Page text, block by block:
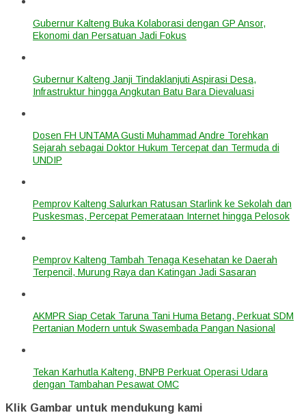
Gubernur Kalteng Buka Kolaborasi dengan GP Ansor,
Ekonomi dan Persatuan Jadi Fokus
Gubernur Kalteng Janji Tindaklanjuti Aspirasi Desa,
Infrastruktur hingga Angkutan Batu Bara Dievaluasi
Dosen FH UNTAMA Gusti Muhammad Andre Torehkan
Sejarah sebagai Doktor Hukum Tercepat dan Termuda di
UNDIP
Pemprov Kalteng Salurkan Ratusan Starlink ke Sekolah dan
Puskesmas, Percepat Pemerataan Internet hingga Pelosok
Pemprov Kalteng Tambah Tenaga Kesehatan ke Daerah
Terpencil, Murung Raya dan Katingan Jadi Sasaran
AKMPR Siap Cetak Taruna Tani Huma Betang, Perkuat SDM
Pertanian Modern untuk Swasembada Pangan Nasional
Tekan Karhutla Kalteng, BNPB Perkuat Operasi Udara
dengan Tambahan Pesawat OMC
Klik Gambar untuk mendukung kami